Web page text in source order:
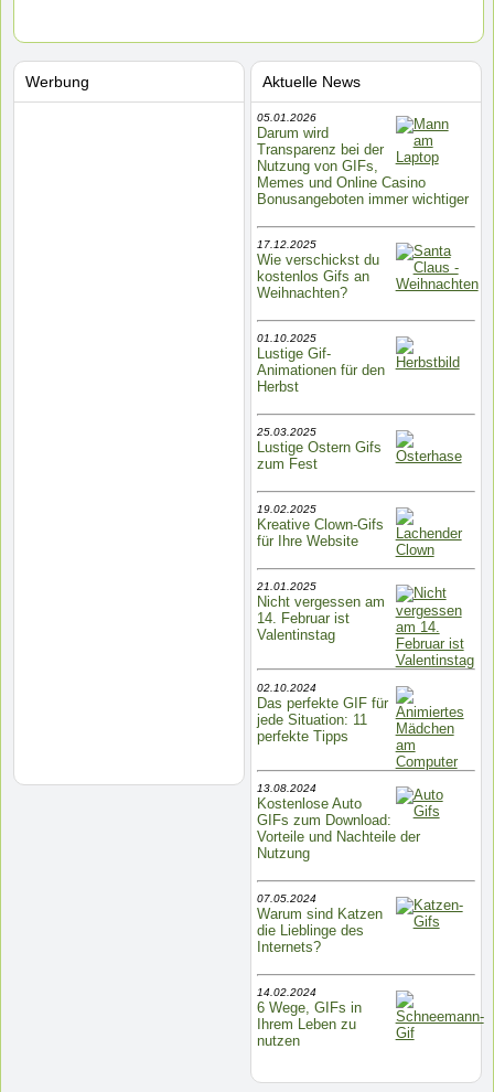
Aktuelle News
05.01.2026
Darum wird
Transparenz bei der
Nutzung von GIFs,
Memes und Online Casino
Bonusangeboten immer wichtiger
17.12.2025
Wie verschickst du
kostenlos Gifs an
Weihnachten?
01.10.2025
Lustige Gif-
Animationen für den
Herbst
25.03.2025
Lustige Ostern Gifs
zum Fest
19.02.2025
Kreative Clown-Gifs
für Ihre Website
21.01.2025
Nicht vergessen am
14. Februar ist
Valentinstag
02.10.2024
Das perfekte GIF für
jede Situation: 11
perfekte Tipps
13.08.2024
Kostenlose Auto
GIFs zum Download:
Vorteile und Nachteile der
Nutzung
07.05.2024
Warum sind Katzen
die Lieblinge des
Internets?
14.02.2024
6 Wege, GIFs in
Ihrem Leben zu
nutzen
Werbung